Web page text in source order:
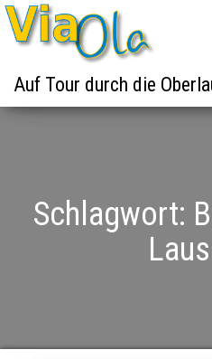
Auf Tour durch die
Schlagwort: